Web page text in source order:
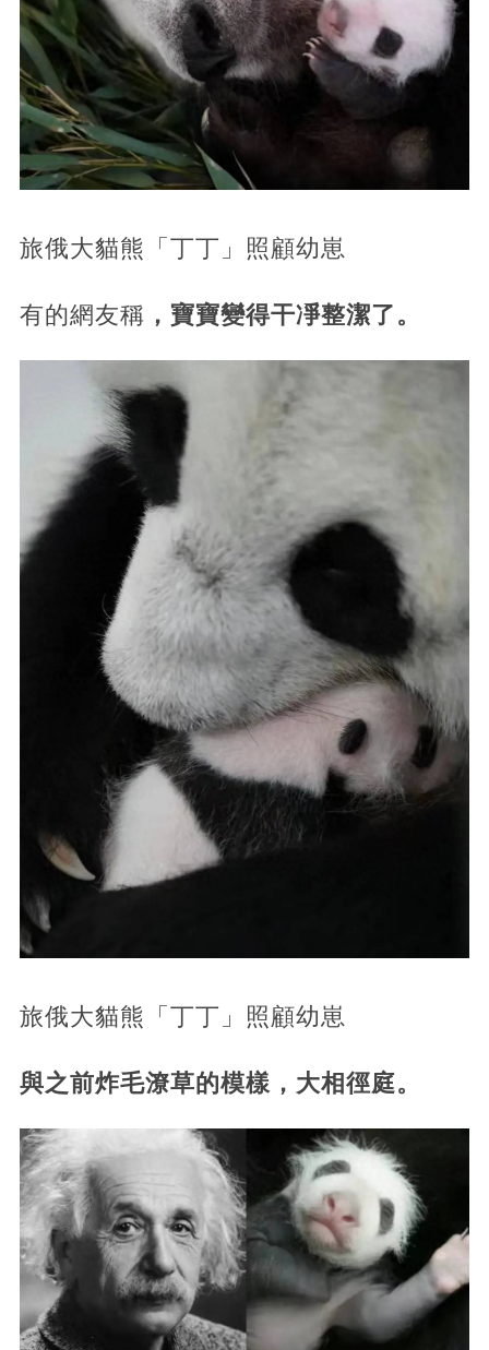
旅俄大貓熊「丁丁」照顧幼崽
有的網友稱 ，寶寶變得干凈整潔了。
旅俄大貓熊「丁丁」照顧幼崽
與之前炸毛潦草的模樣，大相徑庭。